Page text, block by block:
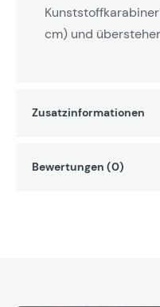
cm) und
Zusatzinformationen
Bewertungen (0)